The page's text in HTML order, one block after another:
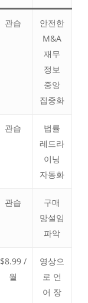
관습
안전한
M&A
재무
정보
중앙
집중화
관습
법률
레드라
이닝
자동화
관습
구매
망설임
파악
$8.99 /
월
영상으
로 언
어 장